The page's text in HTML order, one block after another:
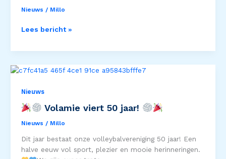
Nieuws / Millo
Lees bericht »
Nieuws
Volamie viert 50 jaar!
Nieuws / Millo
Dit jaar bestaat onze volleybalvereniging 50 jaar! Een
halve eeuw vol sport, plezier en mooie herinneringen.
Volamie
50
jaar!